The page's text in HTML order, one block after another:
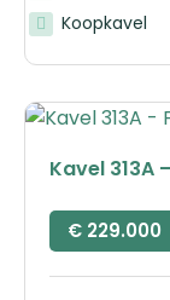
Koopkavel
Kavel 313A
€ 229.000